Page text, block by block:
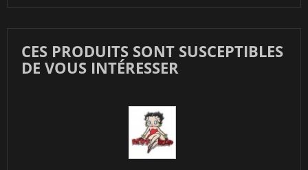
CES PRODUITS SONT SUSCEPTIBLES
DE VOUS INTÉRESSER